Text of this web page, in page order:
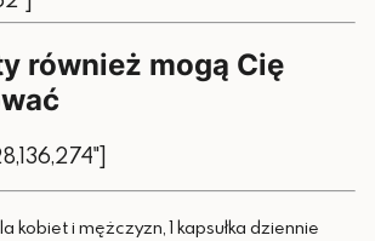
również mogą Cię
kobiet i mężczyzn, 1 kapsułka dziennie